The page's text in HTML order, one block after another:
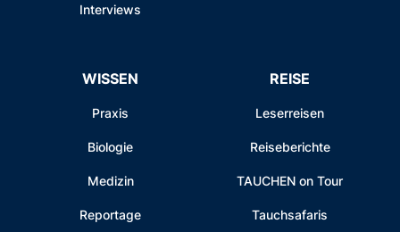
Interviews
WISSEN
Praxis
Biologie
Medizin
Reportage
REISE
Leserreisen
Reiseberichte
TAUCHEN on Tour
Tauchsafaris